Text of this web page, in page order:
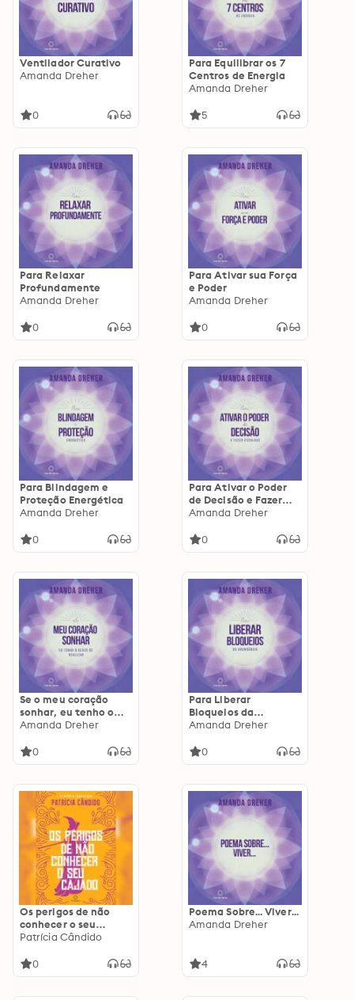
Ventilador Curativo
Amanda Dreher
0
Para Equilibrar os 7
Centros de Energia
Amanda Dreher
5
Para Relaxar
Profundamente
Amanda Dreher
0
Para Ativar sua Força
e Poder
Amanda Dreher
0
Para Blindagem e
Proteção Energética
Amanda Dreher
0
Para Ativar o Poder
de Decisão e Fazer
Escolhas
Amanda Dreher
0
Se o meu coração
sonhar, eu tenho o
dever de realizar
Amanda Dreher
0
Para Liberar
Bloqueios da
Abundância
Amanda Dreher
0
Os perigos de não
conhecer o seu
cajado
Patrícia Cândido
0
Poema Sobre... Viver...
Amanda Dreher
4